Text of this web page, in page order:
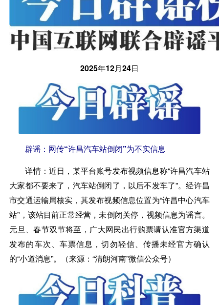
2025年12月24日
辟谣：网传“许昌汽车站倒闭”为不实信息
详情： 近日，某平台账号发布视频信息称“许昌汽车站
大家都不要来了，汽车站倒闭了，以后不发车了”。经许昌
市交通运输局核实，其发布视频信息位置为“许昌中心汽车
站”，该站目前正常经营，未倒闭关停，视频信息为谣言。
元旦、春节双节将至，广大网民出行购票请认准官方渠道
发布的车次、车票信息，切勿轻信、传播未经官方确认
的“小道消息”。（来源：“清朗河南”微信公众号）